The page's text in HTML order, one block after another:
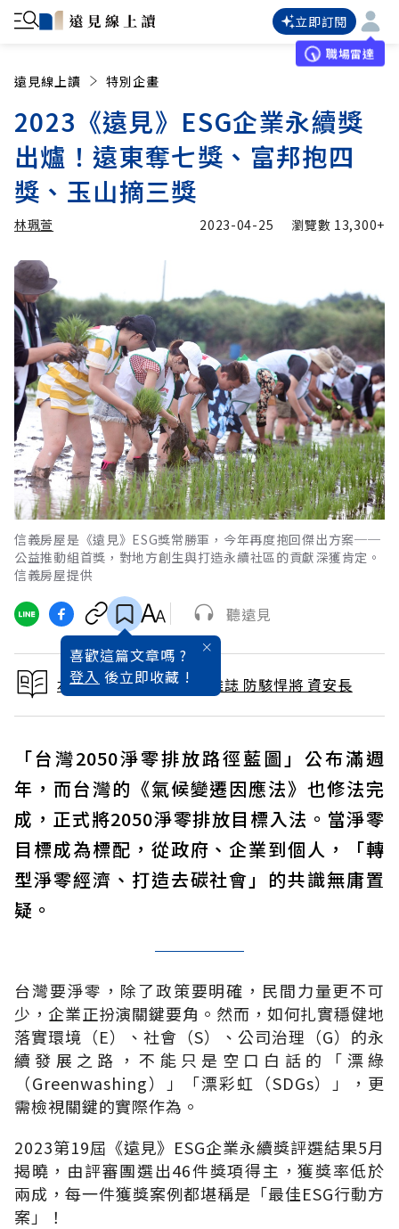
立即訂閱
職場雷達
遠見線上讀 特別企畫
2023《遠見》ESG企業永續獎
出爐！遠東奪七獎、富邦抱四
獎、玉山摘三獎
林珮萱 2023-04-25 瀏覽數 13,300+
信義房屋是《遠見》ESG獎常勝軍，今年再度抱回傑出方案──
公益推動組首獎，對地方創生與打造永續社區的貢獻深獲肯定。
信義房屋提供
喜歡這篇文章嗎 ?
登入 後立即收藏 !
聽遠見
本文出自 2023 / 5月號雜誌 防駭悍將 資安長
「台灣2050淨零排放路徑藍圖」公布滿週
年，而台灣的《氣候變遷因應法》也修法完
成，正式將2050淨零排放目標入法。當淨零
目標成為標配，從政府、企業到個人，「轉
型淨零經濟、打造去碳社會」的共識無庸置
疑。
台灣要淨零，除了政策要明確，民間力量更不可
少，企業正扮演關鍵要角。然而，如何扎實穩健地
落實環境（E）、社會（S）、公司治理（G）的永
續發展之路，不能只是空口白話的「漂綠
（Greenwashing）」「漂彩虹（SDGs）」，更
需檢視關鍵的實際作為。
2023第19屆《遠見》ESG企業永續獎評選結果5月
揭曉，由評審團選出46件獎項得主，獲獎率低於
兩成，每一件獲獎案例都堪稱是「最佳ESG行動方
案」！